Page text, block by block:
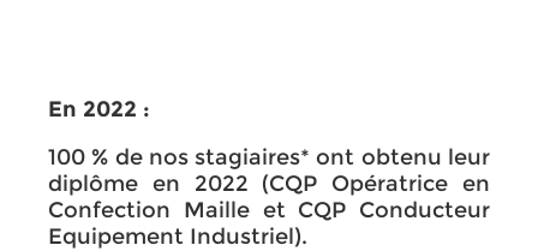
En 2022 :
100 % de nos stagiaires* ont obtenu leur
diplôme en 2022 (CQP Opératrice en
Confection Maille et CQP Conducteur
Equipement Industriel).